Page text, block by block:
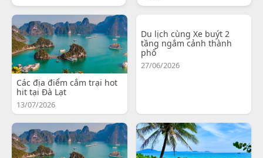
Các địa điểm cắm trại hot
hit tại Đà Lạt
13/07/2026
Du lịch cùng Xe buýt 2
tầng ngắm cảnh thành
phố
27/06/2026